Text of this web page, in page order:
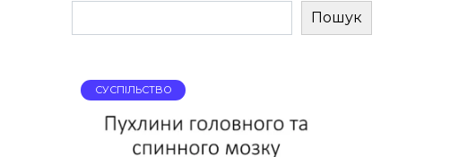
Пошук
СУСПІЛЬСТВО